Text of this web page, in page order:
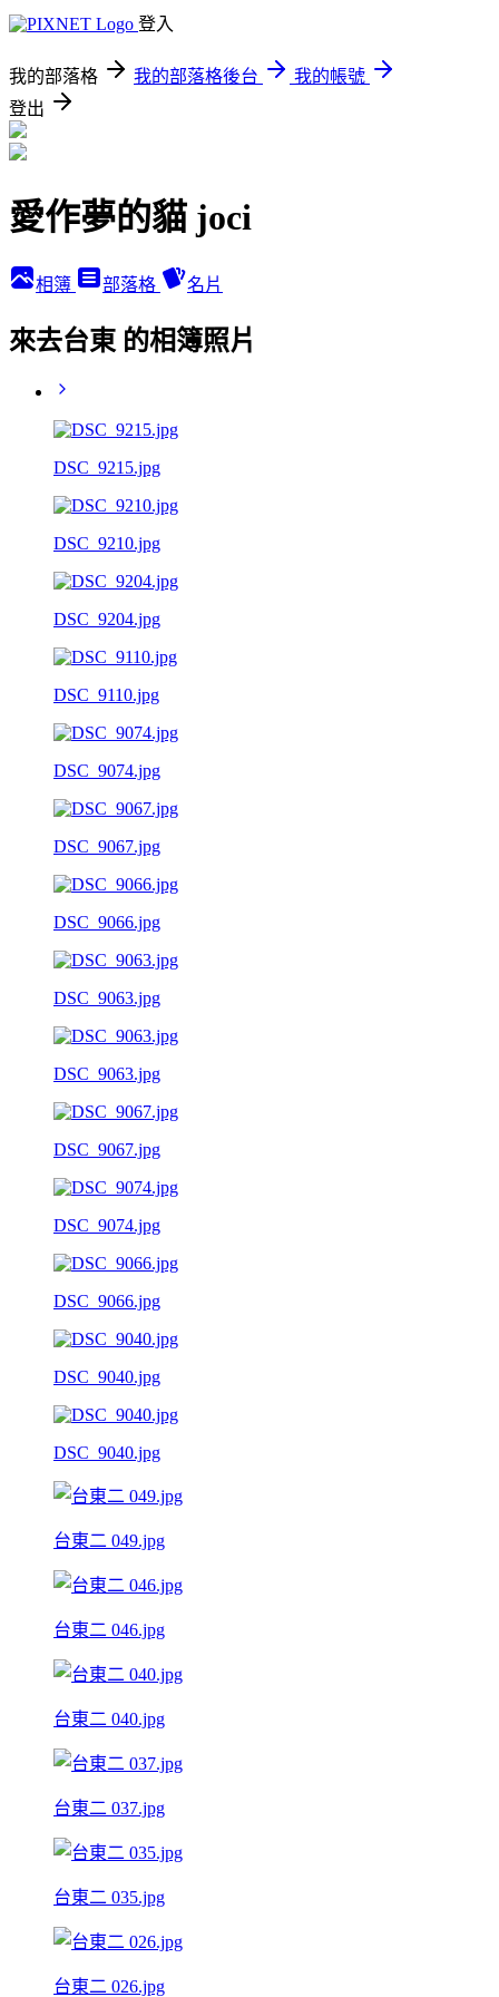
登入
我的部落格 我的部落格後台
我的帳號
登出
愛作夢的貓 joci
相簿 部落格 名片
來去台東 的相簿照片
DSC_9215.jpg
DSC_9210.jpg
DSC_9204.jpg
DSC_9110.jpg
DSC_9074.jpg
DSC_9067.jpg
DSC_9066.jpg
DSC_9063.jpg
DSC_9063.jpg
DSC_9067.jpg
DSC_9074.jpg
DSC_9066.jpg
DSC_9040.jpg
DSC_9040.jpg
台東二 049.jpg
台東二 046.jpg
台東二 040.jpg
台東二 037.jpg
台東二 035.jpg
台東二 026.jpg